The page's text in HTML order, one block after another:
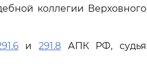
коллегии Верховного
и 291.8АПК РФ, судья